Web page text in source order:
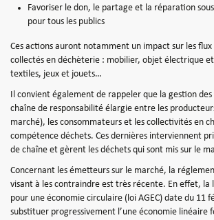
Favoriser le don, le partage et la réparation
pour tous les publics
Ces actions auront notamment un impact sur les flux
collectés en déchèterie : mobilier, objet électrique
textiles, jeux et jouets…
Il convient également de rappeler que la gestion
chaîne de responsabilité élargie entre les
marché), les consommateurs et les collectivités en
compétence déchets. Ces dernières interviennent
de chaîne et gèrent les déchets qui sont mis sur le
Concernant les émetteurs sur le marché, la
visant à les contraindre est très récente. En effet, la
pour une économie circulaire (loi AGEC) date du 11
substituer progressivement l’une économie linéaire